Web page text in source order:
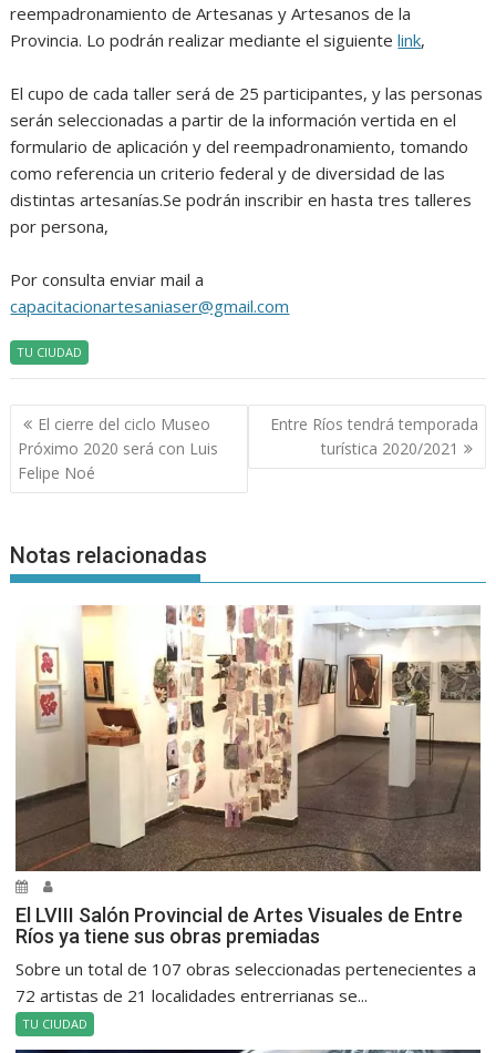
reempadronamiento de Artesanas y Artesanos de la
Provincia. Lo podrán realizar mediante el siguientelink,
El cupo de cada taller será de 25 participantes, y las personas
serán seleccionadas a partir de la información vertida en el
formulario de aplicación y del reempadronamiento, tomando
como referencia un criterio federal y de diversidad de las
distintas artesanías.Se podrán inscribir en hasta tres talleres
por persona,
Por consulta enviar mail a
capacitacionartesaniaser@gmail.com
TU CIUDAD
Navegación
de
entradas
El cierre del ciclo Museo
Próximo 2020 será con Luis
Felipe Noé
Entre Ríos tendrá temporada
turística 2020/2021
Notas relacionadas
El LVIII Salón Provincial de Artes Visuales de Entre
Ríos ya tiene sus obras premiadas
Sobre un total de 107 obras seleccionadas pertenecientes a
72 artistas de 21 localidades entrerrianas se...
TU CIUDAD